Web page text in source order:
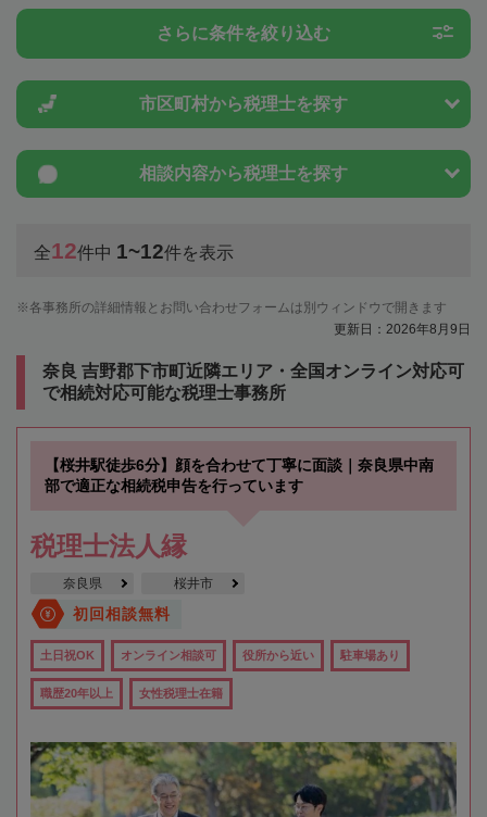
さらに条件を絞り込む
市区町村から税理士を探す
相談内容から税理士を探す
全12件中 1~12件を表示
各事務所の詳細情報とお問い合わせフォームは別ウィンドウで開きます
更新日：2026年8月9日
奈良 吉野郡下市町近隣エリア・全国オンライン対応可
で相続対応可能な税理士事務所
【桜井駅徒歩6分】顔を合わせて丁寧に面談｜奈良県中南
部で適正な相続税申告を行っています
税理士法人縁
奈良県 桜井市
初回相談無料
土日祝OK オンライン相談可 役所から近い 駐車場あり
職歴20年以上 女性税理士在籍